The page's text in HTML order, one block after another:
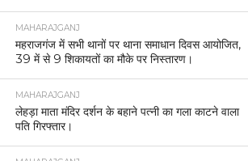
MAHARAJGANJ
महराजगंज में सभी थानों पर थाना समाधान दिवस आयोजित,
39 में से 9 शिकायतों का मौके पर निस्तारण।
MAHARAJGANJ
लेहड़ा माता मंदिर दर्शन के बहाने पत्नी का गला काटने वाला
पति गिरफ्तार।